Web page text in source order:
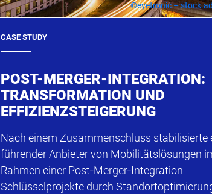
©eyetronic –
CASE STUDY
POST-MERGER-INTEGRATION:
TRANSFORMATION UND
EFFIZIENZSTEIGERUNG
Nach einem Zusammenschluss stabilisierte
führender Anbieter von Mobilitätslösungen
Rahmen einer Post‑Merger‑Integration
Schlüsselprojekte durch